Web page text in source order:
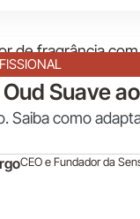
Suave
Saiba como
CEO e Fundador da